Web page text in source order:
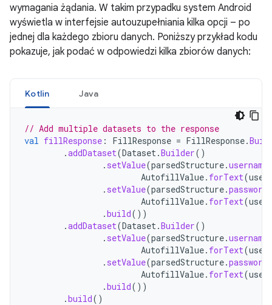
wymagania żądania. W takim przypadku system Android
wyświetla w interfejsie autouzupełniania kilka opcji – po
jednej dla każdego zbioru danych. Poniższy przykład kodu
pokazuje, jak podać w odpowiedzi kilka zbiorów danych:
Kotlin Java
// Add multiple datasets to the response
val fillResponse : FillResponse = FillResponse.
.addDataset(Dataset.Builder()
. setValue(parsedStructure.
AutofillValue. forText(
. setValue(parsedStructure.
AutofillValue. forText(
.build())
.addDataset(Dataset.Builder()
. setValue(parsedStructure.
AutofillValue. forText(
. setValue(parsedStructure.
AutofillValue. forText(
.build())
.build()